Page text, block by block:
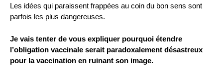
Les idées qui paraissent frappées au coin du bon sens sont
parfois les plus dangereuses.
Je vais tenter de vous expliquer pourquoi étendre
l’obligation vaccinale serait paradoxalement désastreux
pour la vaccination en ruinant son image.